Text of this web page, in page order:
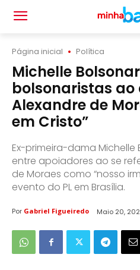
Página inicial Política
Michelle
bolsonaristas
Alexandre de
em Cristo”
Ex-primeira-dama
entre apoiadores ao se
de Moraes como “nosso
evento do PL em Brasília.
Por Gabriel Figueiredo Maio 20,